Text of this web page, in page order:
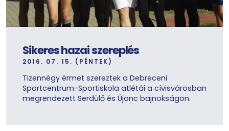
Sikeres hazai szereplés
2016. 07. 15. (PÉNTEK)
Tizennégy érmet szereztek a Debreceni
Sportcentrum-Sportiskola atlétái a cívisvárosban
megrendezett Serdülő és Újonc bajnokságon.